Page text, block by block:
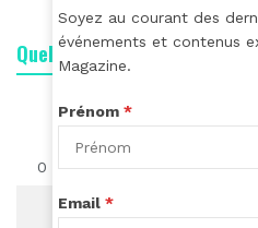
Quelle est votre réaction ?
0 0 0 0
Soyez au courant des
événements et contenus
Magazine.
Prénom *
Email *